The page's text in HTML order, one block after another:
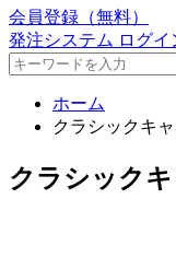
会員登録 （無料）
発注システム ログイ
ホーム
クラシックキ
クラシック